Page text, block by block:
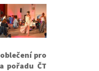
pro
pořadu ČT